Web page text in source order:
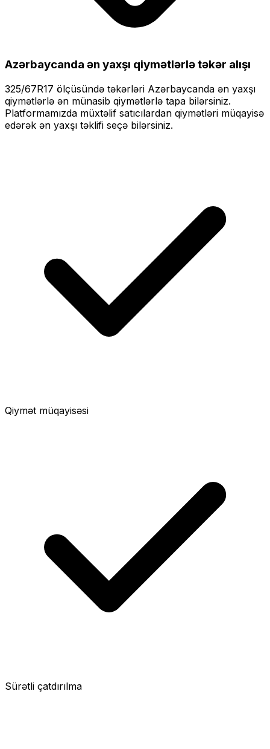
Azərbaycanda ən yaxşı qiymətlərlətəkər alışı
325/67R17 ölçüsündə təkərləri Azərbaycanda ən yaxşı
qiymətlərlə ən münasib qiymətlərlə tapa bilərsiniz.
Platformamızda müxtəlif satıcılardan qiymətləri müqayisə
edərək ən yaxşı təklifi seçə bilərsiniz.
Qiymət müqayisəsi
Sürətli çatdırılma